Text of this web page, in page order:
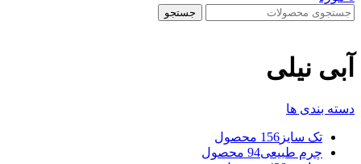
جستجو
آبی نیلی
دسته بندی ها
تک سایز 156 محصول
چرم طبیعی94 محصول